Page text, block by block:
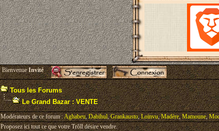
BienvenueInvité
Tous les Forums
Le Grand Bazar : VENTE
Modérateurs de ce forum :Aghabeu,Dabihul,Grankausto,Loinvu,Madère,Mamoune,
Proposez ici tout ce que votre Trõll désire vendre.